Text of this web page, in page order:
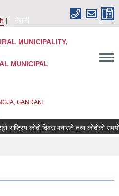
नेपाली
MUNICIPALITY,
MUNICIPAL
GANDAKI
राष्ट्रिय कोदो दिवस मनाउने तथा कोदोको